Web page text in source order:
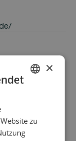
Hostels
×
zu